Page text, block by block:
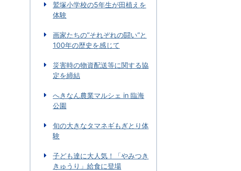
鷲塚小学校の5年生が田植えを
体験
画家たちの”それぞれの闘い”と
100年の歴史を感じて
災害時の物資配送等に関する協
定を締結
へきなん農業マルシェ in 臨海
公園
旬の大きなタマネギもぎとり体
験
子ども達に大人気！「やみつき
きゅうり」給食に登場